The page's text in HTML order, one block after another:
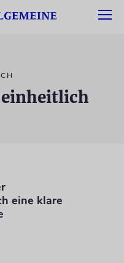
eine klare